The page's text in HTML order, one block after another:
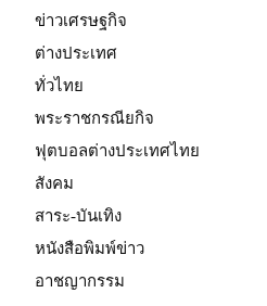
ข่าวเศรษฐกิจ
ต่างประเทศ
ทั่วไทย
พระราชกรณียกิจ
ฟุตบอลต่างประเทศไทย
สังคม
สาระ-บันเทิง
หนังสือพิมพ์ข่าว
อาชญากรรม